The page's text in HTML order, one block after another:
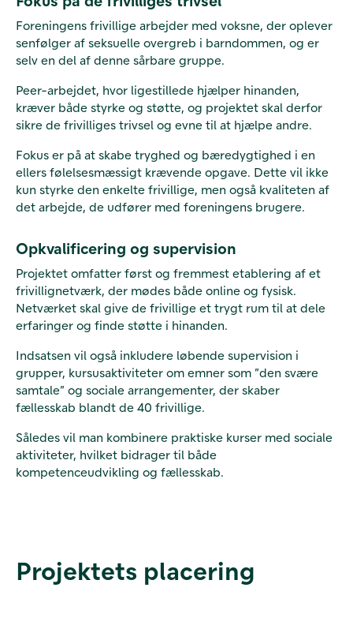
Foreningens frivillige arbejder med voksne, der oplever
senfølger af seksuelle overgreb i barndommen, og er
selv en del af denne sårbare gruppe.
Peer-arbejdet, hvor ligestillede hjælper hinanden,
kræver både styrke og støtte, og projektet skal derfor
sikre de frivilliges trivsel og evne til at hjælpe andre.
Fokus er på at skabe tryghed og bæredygtighed i en
ellers følelsesmæssigt krævende opgave. Dette vil ikke
kun styrke den enkelte frivillige, men også kvaliteten af
det arbejde, de udfører med foreningens brugere.
Opkvalificering og supervision
Projektet omfatter først og fremmest etablering af et
frivillignetværk, der mødes både online og fysisk.
Netværket skal give de frivillige et trygt rum til at dele
erfaringer og finde støtte i hinanden.
Indsatsen vil også inkludere løbende supervision i
grupper, kursusaktiviteter om emner som ”den svære
samtale” og sociale arrangementer, der skaber
fællesskab blandt de 40 frivillige.
Således vil man kombinere praktiske kurser med sociale
aktiviteter, hvilket bidrager til både
kompetenceudvikling og fællesskab.
Projektets placering